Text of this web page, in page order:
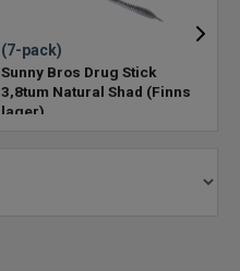
(7-pack)
Sunny Bros Drug Stick
3,8tum Natural Shad (Finns i
lager)